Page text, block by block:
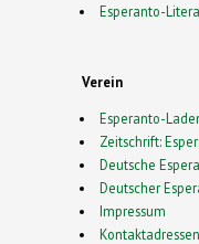
Esperanto-
Verein
Esperanto-
Zeitschrift:
Deutsche
Deutscher
Impressum